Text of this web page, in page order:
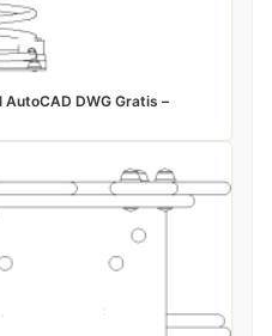
DWG Gratis –